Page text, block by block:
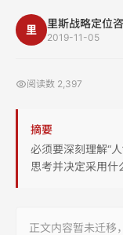
里 里斯战略定位
2019-11-05
阅读数 2,397
摘要
必须要深刻理解“
思考并决定采用什
正文内容暂未迁移